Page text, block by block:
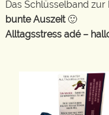
Das Schlüsselband zur
bunte Auszeit🙂
Alltagsstress adé –